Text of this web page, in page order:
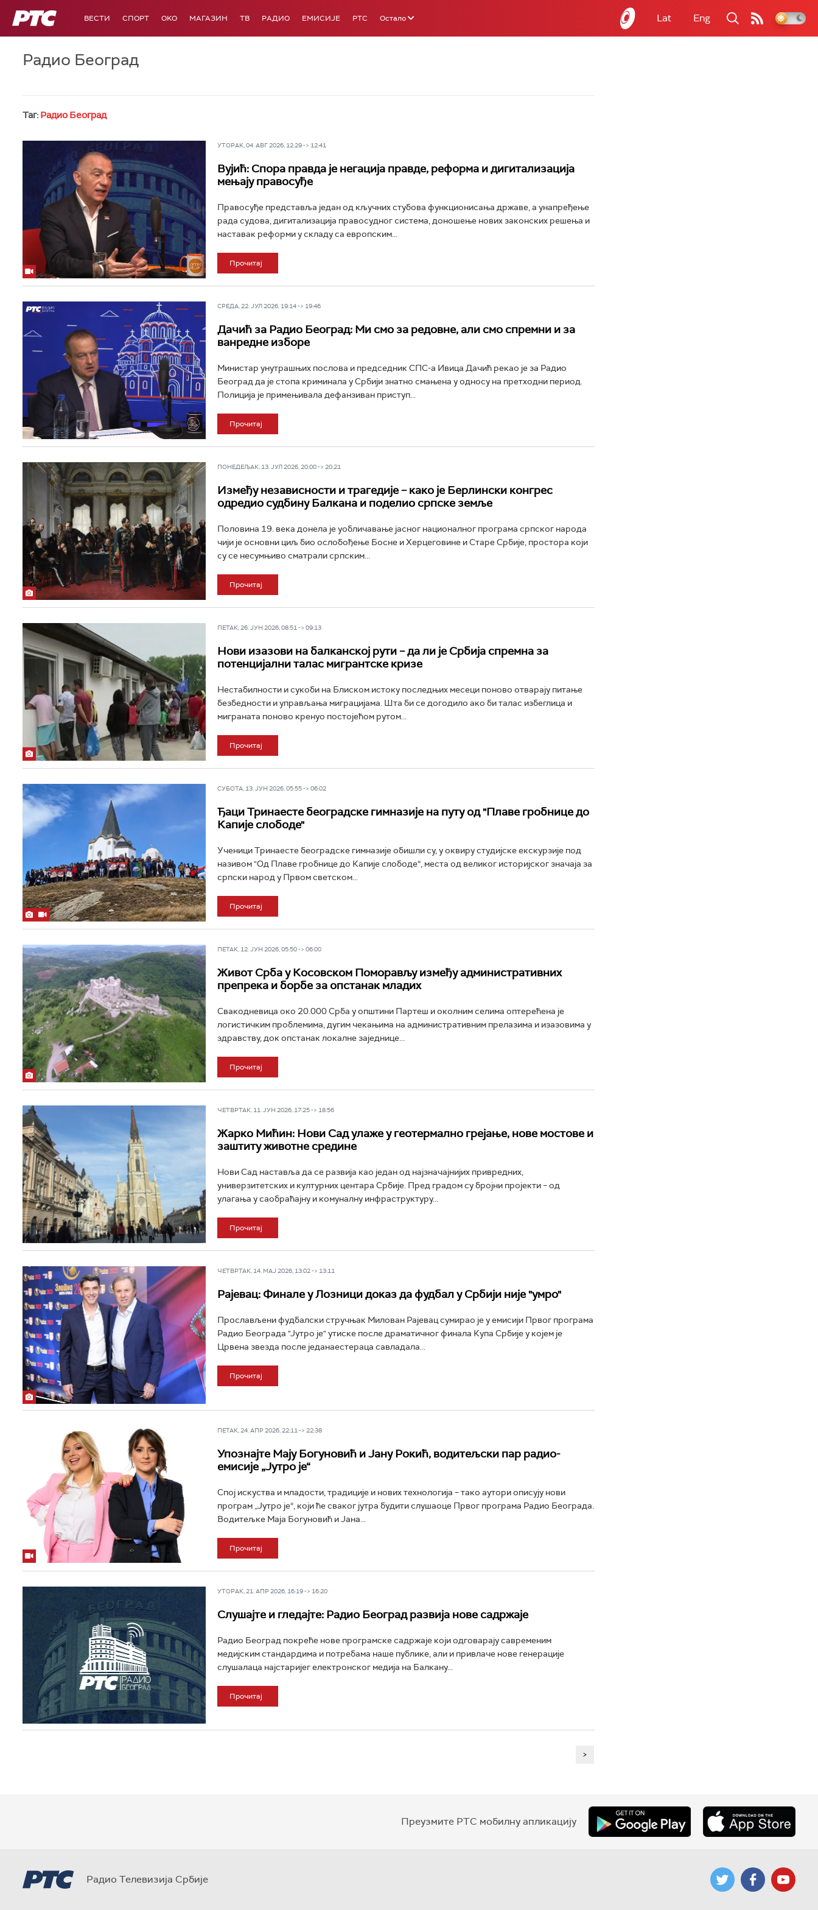
РТС ВЕСТИ СПОРТ OKO МАГАЗИН ТВ РАДИО ЕМИСИЈЕ РТС Остало Lat Eng
Радио Београд
Таг: Радио Београд
УТОРАК, 04. АВГ 2026, 12:29 -> 12:41
Вујић: Спора правда је негација правде, реформа и дигитализација
мењају правосуђе
Правосуђе представља један од кључних стубова функционисања државе, а унапређење
рада судова, дигитализација правосудног система, доношење нових законских решења и
наставак реформи у складу са европским...
Прочитај
СРЕДА, 22. ЈУЛ 2026, 19:14 -> 19:46
Дачић за Радио Београд: Ми смо за редовне, али смо спремни и за
ванредне изборе
Министар унутрашњих послова и председник СПС-а Ивица Дачић рекао је за Радио
Београд да је стопа криминала у Србији знатно смањена у односу на претходни период.
Полиција је примењивала дефанзиван приступ...
Прочитај
ПОНЕДЕЉАК, 13. ЈУЛ 2026, 20:00 -> 20:21
Између независности и трагедије – како је Берлински конгрес
одредио судбину Балкана и поделио српске земље
Половина 19. века донела је уобличавање јасног националног програма српског народа
чији је основни циљ био ослобођење Босне и Херцеговине и Старе Србије, простора који
су се несумњиво сматрали српским...
Прочитај
ПЕТАК, 26. ЈУН 2026, 08:51 -> 09:13
Нови изазови на балканској рути – да ли је Србија спремна за
потенцијални талас мигрантске кризе
Нестабилности и сукоби на Блиском истоку последњих месеци поново отварају питање
безбедности и управљања миграцијама. Шта би се догодило ако би талас избеглица и
миграната поново кренуо постојећом рутом...
Прочитај
СУБОТА, 13. ЈУН 2026, 05:55 -> 06:02
Ђаци Тринаесте београдске гимназије на путу од "Плаве гробнице до
Капије слободе"
Ученици Тринаесте београдске гимназије обишли су, у оквиру студијске екскурзије под
називом "Од Плаве гробнице до Капије слободе“, места од великог историјског значаја за
српски народ у Првом светском...
Прочитај
ПЕТАК, 12. ЈУН 2026, 05:50 -> 06:00
Живот Срба у Косовском Поморављу између административних
препрека и борбе за опстанак младих
Свакодневица око 20.000 Срба у општини Партеш и околним селима оптерећена је
логистичким проблемима, дугим чекањима на административним прелазима и изазовима у
здравству, док опстанак локалне заједнице...
Прочитај
ЧЕТВРТАК, 11. ЈУН 2026, 17:25 -> 18:56
Жарко Мићин: Нови Сад улаже у геотермално грејање, нове мостове и
заштиту животне средине
Нови Сад наставља да се развија као један од најзначајнијих привредних,
универзитетских и културних центара Србије. Пред градом су бројни пројекти – од
улагања у саобраћајну и комуналну инфраструктуру...
Прочитај
ЧЕТВРТАК, 14. МАЈ 2026, 13:02 -> 13:11
Рајевац: Финале у Лозници доказ да фудбал у Србији није "умро"
Прослављени фудбалски стручњак Милован Рајевац сумирао је у емисији Првог програма
Радио Београда "Јутро је" утиске после драматичног финала Купа Србије у којем је
Црвена звезда после једанаестераца савладала...
Прочитај
ПЕТАК, 24. АПР 2026, 22:11 -> 22:38
Упознајте Мају Богуновић и Јану Рокић, водитељски пар радио-
емисије „Јутро је“
Спој искуства и младости, традиције и нових технологија – тако аутори описују нови
програм „Јутро је“, који ће сваког јутра будити слушаоце Првог програма Радио Београда.
Водитељке Маја Богуновић и Јана...
Прочитај
УТОРАК, 21. АПР 2026, 16:19 -> 16:20
Слушајте и гледајте: Радио Београд развија нове садржаје
Радио Београд покреће нове програмске садржаје који одговарају савременим
медијским стандардима и потребама наше публике, али и привлаче нове генерације
слушалаца најстаријег електронског медија на Балкану...
Прочитај
>
Преузмите РТС мобилну апликацију
Радио Телевизија Србије